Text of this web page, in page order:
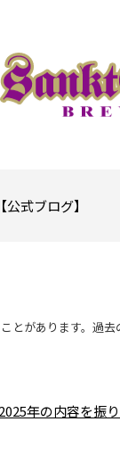
式ブログ】
とがあります。過
年の内容を振